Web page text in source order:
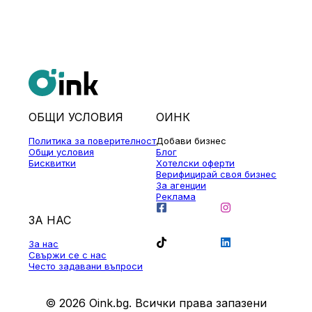
ОБЩИ УСЛОВИЯ
Политика за поверителност
Общи условия
Бисквитки
ОИНК
Добави бизнес
Блог
Хотелски оферти
Верифицирай своя бизнес
За агенции
Реклама
ЗА НАС
За нас
Свържи се с нас
Често задавани въпроси
© 2026 Oink.bg. Всички права запазени